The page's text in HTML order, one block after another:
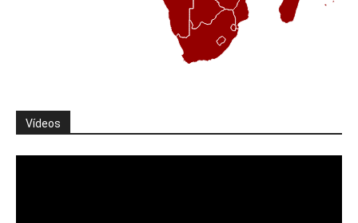
Vídeos